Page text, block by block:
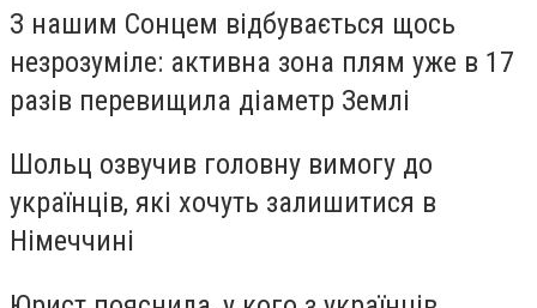
З нашим Сонцем відбувається щось
незрозуміле: активна зона плям уже в 17
разів перевищила діаметр Землі
Шольц озвучив головну вимогу до
українців, які хочуть залишитися в
Німеччині